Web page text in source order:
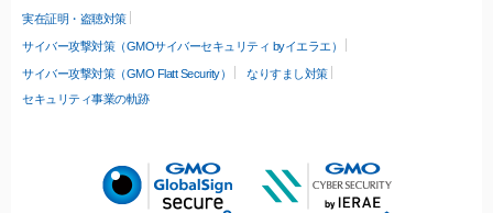
実在証明・盗聴対策
サイバー攻撃対策（GMOサイバーセキュリティ byイエラエ）
サイバー攻撃対策（GMO Flatt Security）
なりすまし対策
セキュリティ事業の軌跡